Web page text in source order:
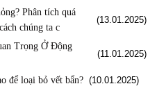
Phân tích quá
chúng ta c
(13.01.2025)
Trọng Ở Động
(11.01.2025)
để loại bỏ vết bẩn? (10.01.2025)